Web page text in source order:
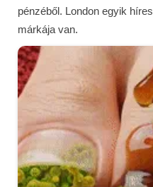
pénzéből. London egyik
márkája van.